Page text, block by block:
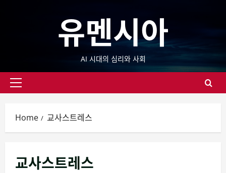
유멘시아
AI 시대의 심리와 사회
Primary
Home 교사스트레스
교사스트레스